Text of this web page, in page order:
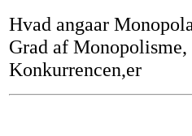
Hvad angaar
Grad af
Konkurrencen,er